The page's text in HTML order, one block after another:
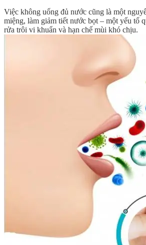
Việc không uống đủ nước cũng là một
miệng, làm giảm tiết nước bọt – một yếu tố
rửa trôi vi khuẩn và hạn chế mùi khó chịu.